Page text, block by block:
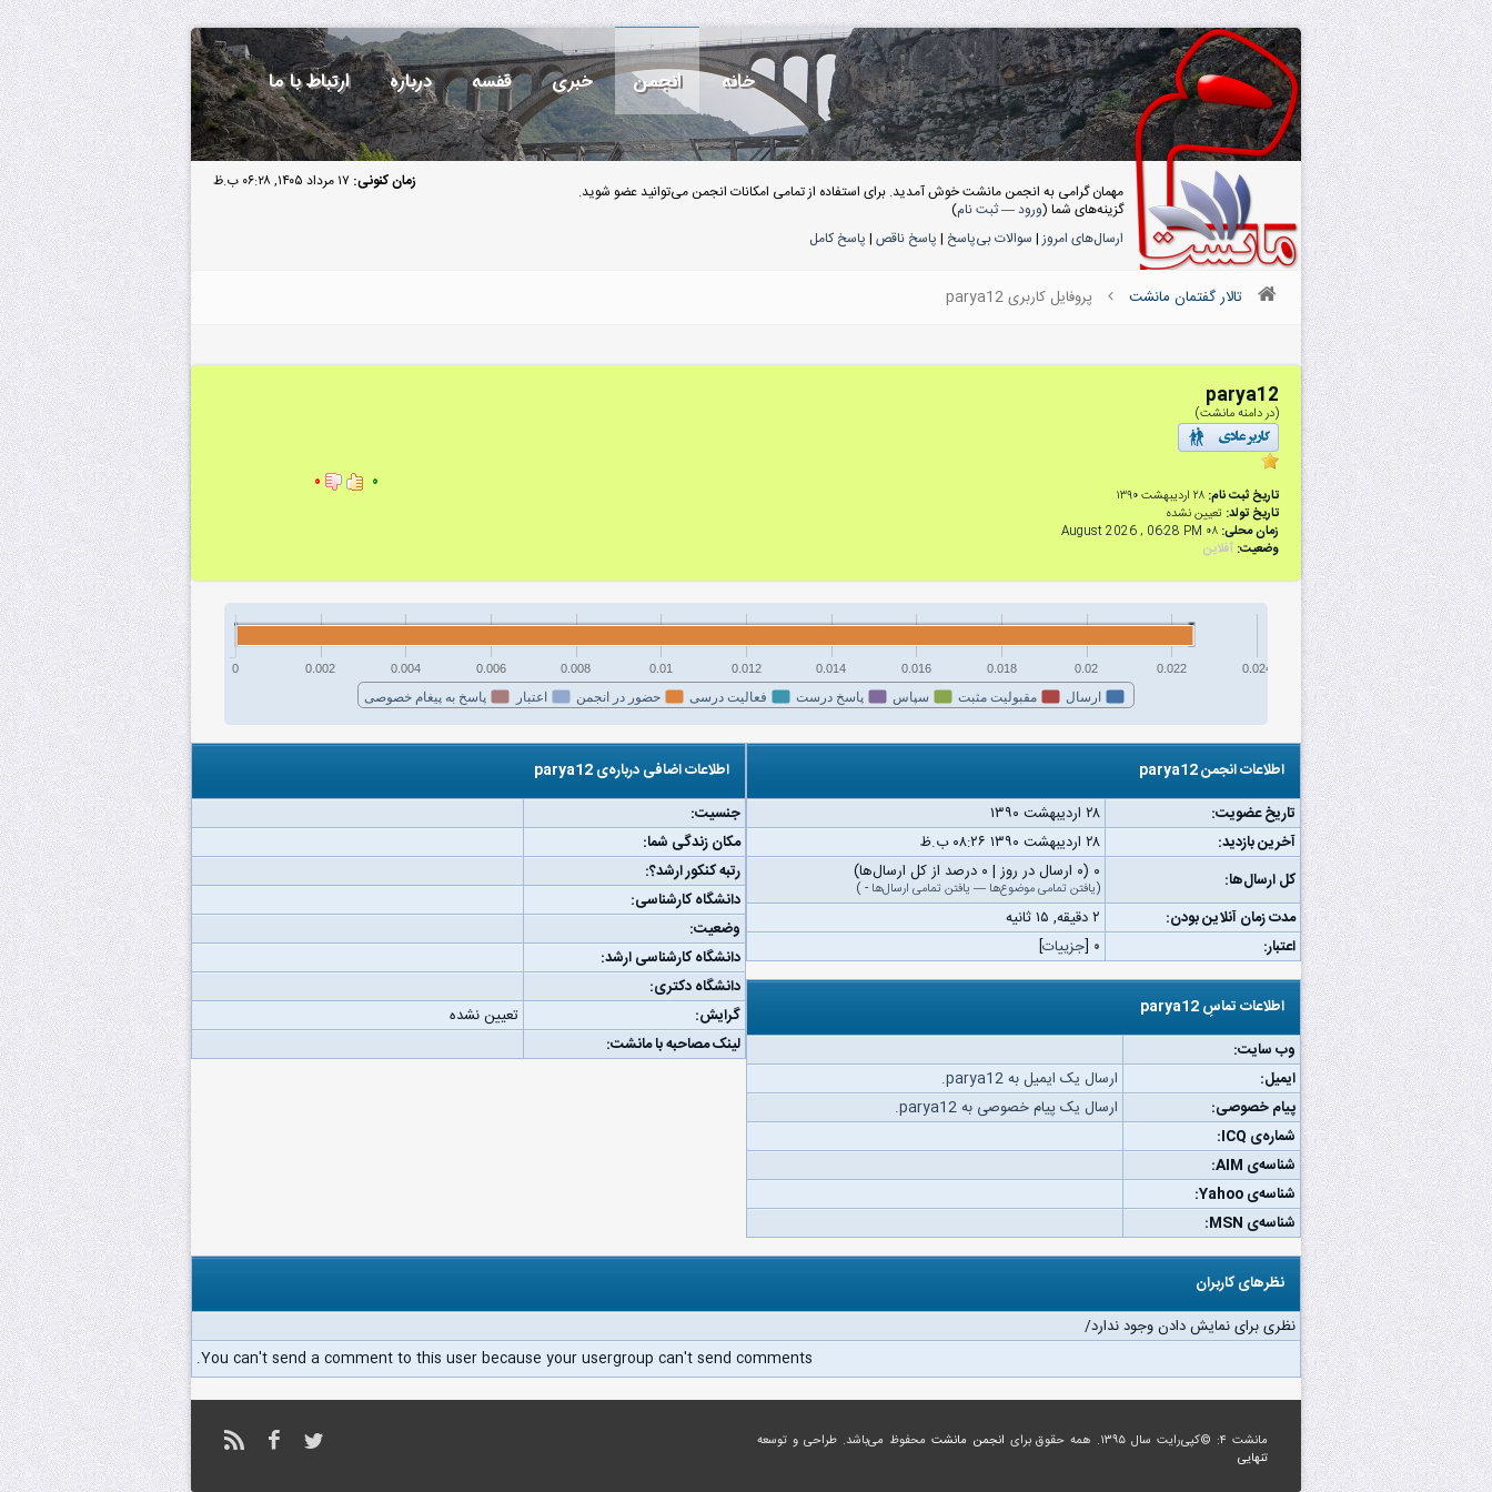
خانه انجمن خبری قفسه درباره ارتباط با ما
زمان کنونی: ۱۷ مرداد ۱۴۰۵, ۰۶:۲۸ ب.ظ
مهمان گرامی به انجمن مانشت خوش آمدید. برای استفاده از تمامی امکانات انجمن می‌توانید عضو شوید.
گزینه‌های شما (ورود—ثبت نام)
ارسال‌های امروز| سوالات بی‌پاسخ | پاسخ ناقص | پاسخ کامل
تالار گفتمان مانشت پروفایل کاربری parya12
parya12
(در دامنه مانشت)
تاریخ ثبت نام: ۲۸ اردیبهشت ۱۳۹۰
تاریخ تولد: تعیین نشده
زمان محلی: ۰۸ August 2026 , 06:28 PM
وضعیت: آفلاین
۰ ۰
ارسال مقبولیت مثبت سپاس پاسخ درست فعالیت درسی حضور در انجمن اعتبار پاسخ به پیغام خصوصی
0 0.002 0.004 0.006 0.008 0.01 0.012 0.014 0.016 0.018 0.02 0.022 0.024
اطلاعات انجمن parya12
تاریخ عضویت:
۲۸ اردیبهشت ۱۳۹۰
آخرین بازدید:
۲۸ اردیبهشت ۱۳۹۰ ۰۸:۲۶ ب.ظ
کل ارسال‌ها:
۰ (۰ ارسال در روز | ۰ درصد از کل ارسال‌ها)
(یافتن تمامی موضوع‌ها — یافتن تمامی ارسال‌ها -
)
مدت زمان آنلاین بودن:
۲ دقیقه, ۱۵ ثانیه
اعتبار:
۰ [جزییات]
اطلاعات تماسِ parya12
وب‌ سایت:
ایمیل:
ارسال یک ایمیل به parya12.
پیام خصوصی:
ارسال یک پیام خصوصی به parya12.
شماره‌ی ICQ:
شناسه‌ی AIM:
شناسه‌ی Yahoo:
شناسه‌ی MSN:
اطلاعات اضافی درباره‌ی parya12
جنسیت:
مکان زندگی شما:
رتبه کنکور ارشد؟:
دانشگاه کارشناسی:
وضعیت:
دانشگاه کارشناسی ارشد:
دانشگاه دکتری:
گرایش:
تعیین نشده
لینک مصاحبه با مانشت:
نظرهای کاربران
نظری برای نمایش دادن وجود ندارد/
You can't send a comment to this user because your usergroup can't send comments.
مانشت ۴: ©کپی‌رایت سال ۱۳۹۵. همه حقوق برای انجمن مانشت محفوظ می‌باشد. طراحی و توسعه
تنهایی